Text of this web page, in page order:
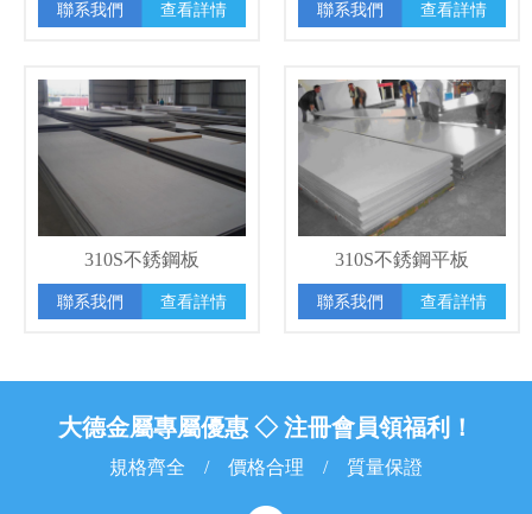
聯系我們 查看詳情 聯系我們 查看詳情
310S不銹鋼板
聯系我們 查看詳情
310S不銹鋼平板
聯系我們 查看詳情
大德金屬專屬優惠 ◇ 注冊會員領福利！
規格齊全 / 價格合理 / 質量保證